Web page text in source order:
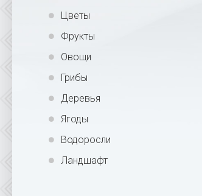
Цветы
Фрукты
Овощи
Грибы
Деревья
Ягоды
Водоросли
Ландшафт